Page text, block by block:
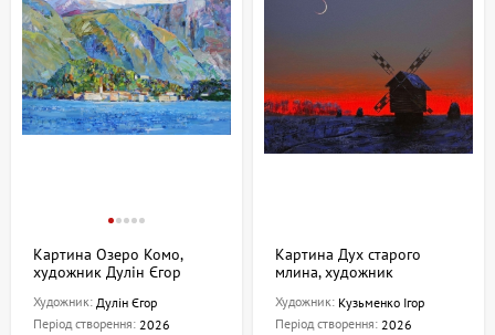
Картина Озеро Комо,
художник Дулін Єгор
Художник: Дулін Єгор
Період створення: 2026
Картина Дух старого
млина, художник
Художник: Кузьменко Ігор
Період створення: 2026